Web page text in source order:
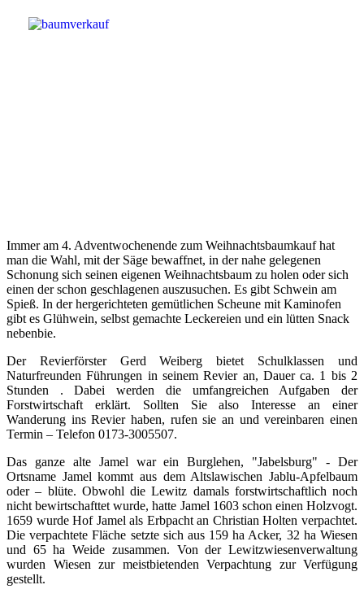
Immer am 4. Adventwochenende zum Weihnachtsbaumkauf hat
man die Wahl, mit der Säge bewaffnet, in der nahe gelegenen
Schonung sich seinen eigenen Weihnachtsbaum zu holen oder sich
einen der schon geschlagenen auszusuchen. Es gibt Schwein am
Spieß. In der hergerichteten gemütlichen Scheune mit Kaminofen
gibt es Glühwein, selbst gemachte Leckereien und ein lütten Snack
nebenbie.
Der Revierförster Gerd Weiberg bietet Schulklassen und
Naturfreunden Führungen in seinem Revier an, Dauer ca. 1 bis 2
Stunden . Dabei werden die umfangreichen Aufgaben der
Forstwirtschaft erklärt. Sollten Sie also Interesse an einer
Wanderung ins Revier haben, rufen sie an und vereinbaren einen
Termin – Telefon 0173-3005507.
Das ganze alte Jamel war ein Burglehen, "Jabelsburg" - Der
Ortsname Jamel kommt aus dem Altslawischen Jablu-Apfelbaum
oder – blüte. Obwohl die Lewitz damals forstwirtschaftlich noch
nicht bewirtschafttet wurde, hatte Jamel 1603 schon einen Holzvogt.
1659 wurde Hof Jamel als Erbpacht an Christian Holten verpachtet.
Die verpachtete Fläche setzte sich aus 159 ha Acker, 32 ha Wiesen
und 65 ha Weide zusammen. Von der Lewitzwiesenverwaltung
wurden Wiesen zur meistbietenden Verpachtung zur Verfügung
gestellt.